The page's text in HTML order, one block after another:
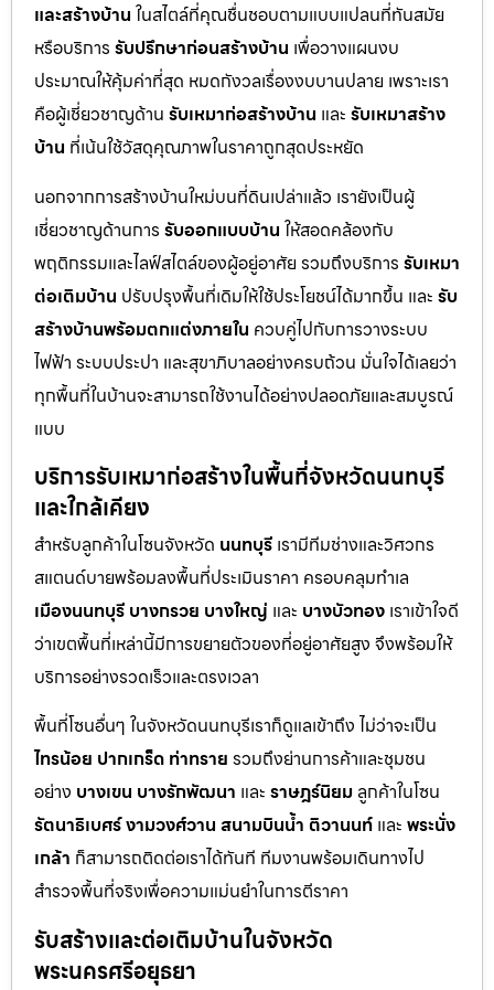
และสร้างบ้าน ในสไตล์ที่คุณชื่นชอบตามแบบแปลนที่ทันสมัย
หรือบริการ รับปรึกษาก่อนสร้างบ้าน เพื่อวางแผนงบ
ประมาณให้คุ้มค่าที่สุด หมดกังวลเรื่องงบบานปลาย เพราะเรา
คือผู้เชี่ยวชาญด้าน รับเหมาก่อสร้างบ้าน และ รับเหมาสร้าง
บ้าน ที่เน้นใช้วัสดุคุณภาพในราคาถูกสุดประหยัด
นอกจากการสร้างบ้านใหม่บนที่ดินเปล่าแล้ว เรายังเป็นผู้
เชี่ยวชาญด้านการ รับออกแบบบ้าน ให้สอดคล้องกับ
พฤติกรรมและไลฟ์สไตล์ของผู้อยู่อาศัย รวมถึงบริการ รับเหมา
ต่อเติมบ้าน ปรับปรุงพื้นที่เดิมให้ใช้ประโยชน์ได้มากขึ้น และ รับ
สร้างบ้านพร้อมตกแต่งภายใน ควบคู่ไปกับการวางระบบ
ไฟฟ้า ระบบประปา และสุขาภิบาลอย่างครบถ้วน มั่นใจได้เลยว่า
ทุกพื้นที่ในบ้านจะสามารถใช้งานได้อย่างปลอดภัยและสมบูรณ์
แบบ
บริการรับเหมาก่อสร้างในพื้นที่จังหวัดนนทบุรี
และใกล้เคียง
สำหรับลูกค้าในโซนจังหวัด นนทบุรี เรามีทีมช่างและวิศวกร
สแตนด์บายพร้อมลงพื้นที่ประเมินราคา ครอบคลุมทำเล
เมืองนนทบุรี บางกรวย บางใหญ่ และ บางบัวทอง เราเข้าใจดี
ว่าเขตพื้นที่เหล่านี้มีการขยายตัวของที่อยู่อาศัยสูง จึงพร้อมให้
บริการอย่างรวดเร็วและตรงเวลา
พื้นที่โซนอื่นๆ ในจังหวัดนนทบุรีเราก็ดูแลเข้าถึง ไม่ว่าจะเป็น
ไทรน้อย ปากเกร็ด ท่าทราย รวมถึงย่านการค้าและชุมชน
อย่าง บางเขน บางรักพัฒนา และ ราษฎร์นิยม ลูกค้าในโซน
รัตนาธิเบศร์งามวงศ์วาน สนามบินน้ำ ติวานนท์ และ พระนั่ง
เกล้า ก็สามารถติดต่อเราได้ทันที ทีมงานพร้อมเดินทางไป
สำรวจพื้นที่จริงเพื่อความแม่นยำในการตีราคา
รับสร้างและต่อเติมบ้านในจังหวัด
พระนครศรีอยุธยา